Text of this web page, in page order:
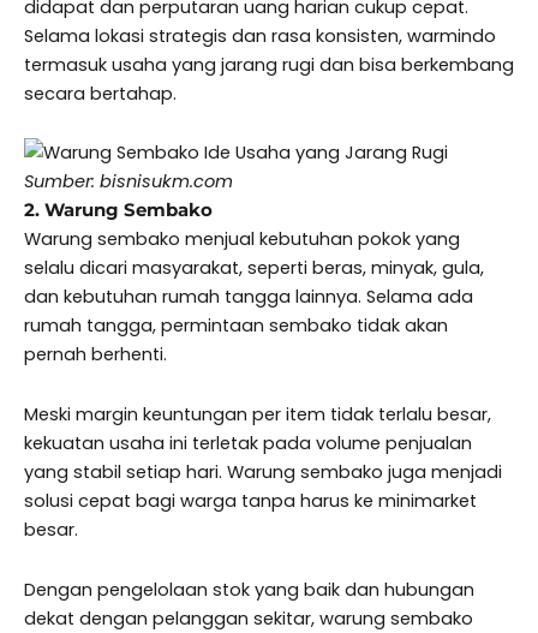
didapat dan perputaran uang harian cukup cepat.
Selama lokasi strategis dan rasa konsisten, warmindo
termasuk usaha yang jarang rugi dan bisa berkembang
secara bertahap.
Sumber: bisnisukm.com
2. Warung Sembako
Warung sembako menjual kebutuhan pokok yang
selalu dicari masyarakat, seperti beras, minyak, gula,
dan kebutuhan rumah tangga lainnya. Selama ada
rumah tangga, permintaan sembako tidak akan
pernah berhenti.
Meski margin keuntungan per item tidak terlalu besar,
kekuatan usaha ini terletak pada volume penjualan
yang stabil setiap hari. Warung sembako juga menjadi
solusi cepat bagi warga tanpa harus ke minimarket
besar.
Dengan pengelolaan stok yang baik dan hubungan
dekat dengan pelanggan sekitar, warung sembako